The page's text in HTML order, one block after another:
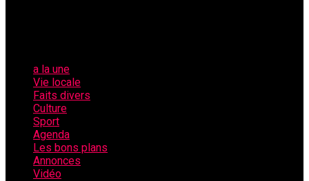
a la une
Vie locale
Faits divers
Culture
Sport
Agenda
Les bons plans
Annonces
Vidéo